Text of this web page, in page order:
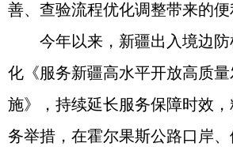
善、查验流程优化调整带来的便
今年以来，新疆出入境边
化《服务新疆高水平开放高质
施》，持续延长服务保障时效
务举措，在霍尔果斯公路口岸